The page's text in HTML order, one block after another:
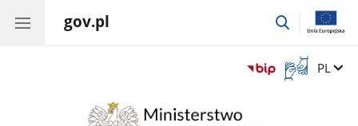
gov.pl
przejdź
Otwórz
okno
Zmień
PL